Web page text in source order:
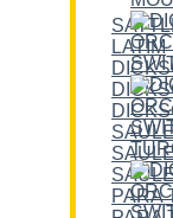
LATIM
PARA